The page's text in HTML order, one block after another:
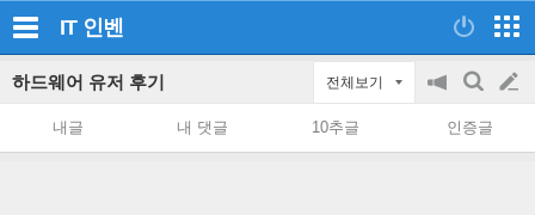
IT 인벤
하드웨어 유저 후기 전체보기
공
on/off
검
색
글
쓰
내글 내 댓글 10추글 인증글